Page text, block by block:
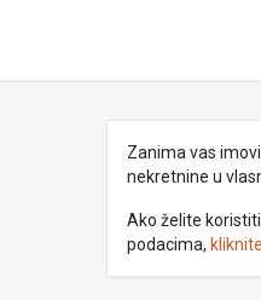
Zanima vas
nekretnine u
Ako želite
podacima,